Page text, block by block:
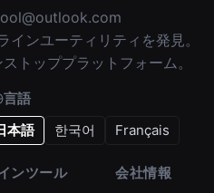
ンユーティリティを発見。
トッププラットフォーム。
言語
本語 한국어 Français
ンツール 会社情報